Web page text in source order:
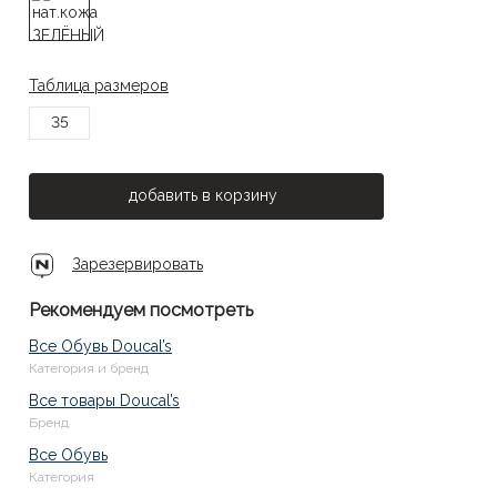
Таблица размеров
35
добавить в корзину
Зарезервировать
Рекомендуем посмотреть
Все Обувь Doucal’s
Категория и бренд
Все товары Doucal’s
Бренд
Все Обувь
Категория